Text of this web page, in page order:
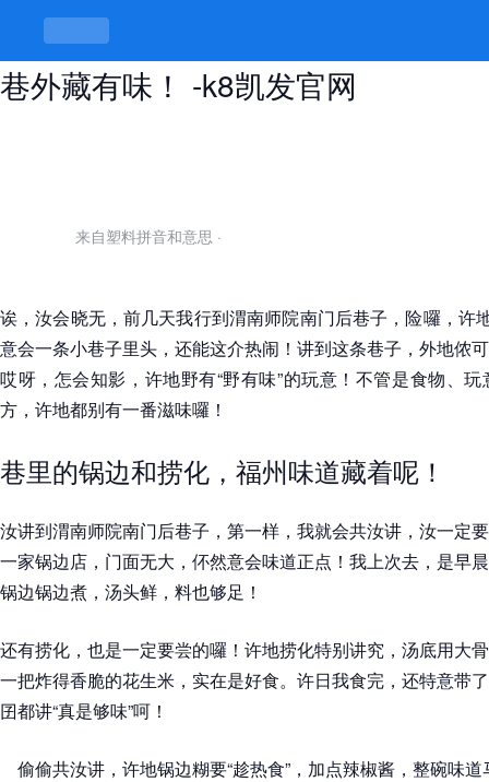
渭南师院南门后巷子有哪玩的，巷里
巷外藏有味！ -k8凯发官网
来自塑料拼音和意思 ·
诶，汝会晓无，前几天我行到渭南师院南门后巷子，险囉，许
意会一条小巷子里头，还能这介热闹！讲到这条巷子，外地侬
哎呀，怎会知影，许地野有“野有味”的玩意！不管是食物、
方，许地都别有一番滋味囉！
巷里的锅边和捞化，福州味道藏着呢！
汝讲到渭南师院南门后巷子，第一样，我就会共汝讲，汝一定
一家锅边店，门面无大，伓然意会味道正点！我上次去，是早
锅边锅边煮，汤头鲜，料也够足！
还有捞化，也是一定要尝的囉！许地捞化特别讲究，汤底用大
一把炸得香脆的花生米，实在是好食。许日我食完，还特意带
囝都讲“真是够味”呵！
偷偷共汝讲，许地锅边糊要“趁热食”，加点辣椒酱，整碗味